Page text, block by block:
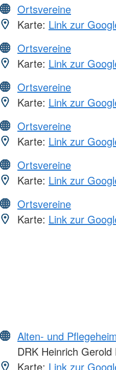
Ortsvereine
Karte: Link zur
Ortsvereine
Karte: Link zur
Ortsvereine
Karte: Link zur
Ortsvereine
Karte: Link zur
Ortsvereine
Karte: Link zur
Ortsvereine
Karte: Link zur
Alten- und
DRK Heinrich Gerold
Karte: Link zur